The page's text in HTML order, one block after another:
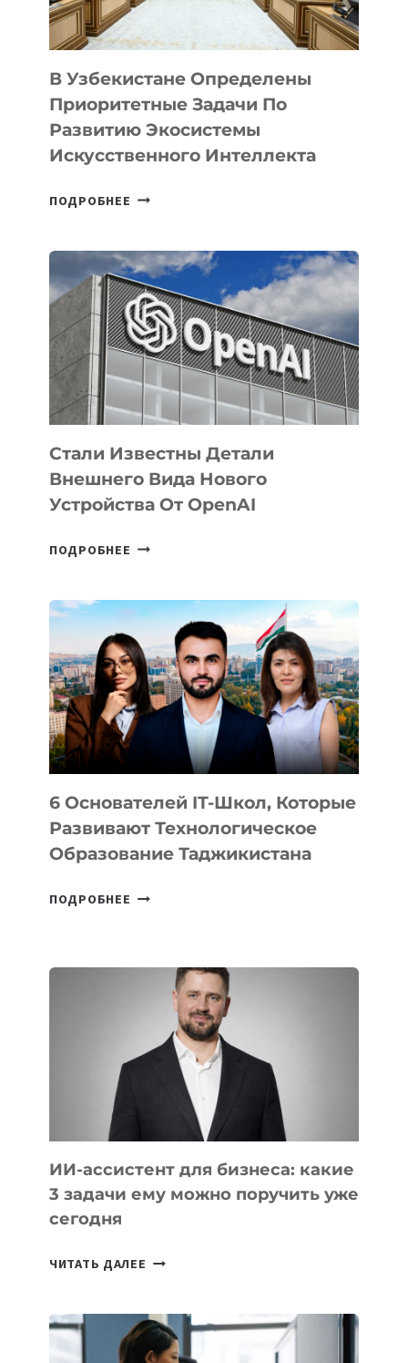
В Узбекистане Определены
Приоритетные Задачи По
Развитию Экосистемы
Искусственного Интеллекта
ПОДРОБНЕЕ В
ПРИОРИТЕТНЫЕ
ЗАДАЧИ
ПО
РАЗВИТИЮ
ЭКОСИСТЕМЫ
ИСКУССТВЕННОГО
ИНТЕЛЛЕКТА
Стали Известны Детали
Внешнего Вида Нового
Устройства От OpenAI
ПОДРОБНЕЕ СТАЛИ
ВНЕШНЕГО
ВИДА
НОВОГО
УСТРОЙСТВА
ОТ
OPENAI
6 Основателей IT-Школ, Которые
Развивают Технологическое
Образование Таджикистана
ПОДРОБНЕЕ
КОТОРЫЕ
РАЗВИВАЮТ
ТЕХНОЛОГИЧЕСКОЕ
ОБРАЗОВАНИЕ
ТАДЖИКИСТАНА
ИИ-ассистент для бизнеса: какие
3 задачи ему можно поручить уже
сегодня
ЧИТАТЬ ДАЛЕЕ ИИ-
БИЗНЕСА:
КАКИЕ